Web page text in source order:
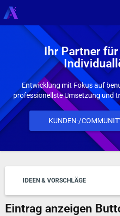
Ihr Partner
Entwicklung mit Fokus auf
professionellste Umsetzung und
KUNDEN-/
IDEEN & VORSCHLÄGE
Eintrag anzeigen